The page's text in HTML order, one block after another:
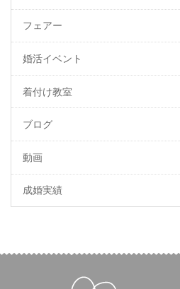
フェアー
婚活イベント
着付け教室
ブログ
動画
成婚実績